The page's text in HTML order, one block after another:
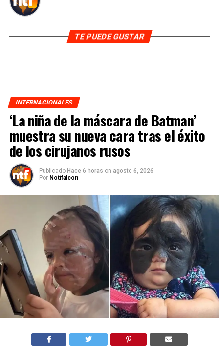
TE PUEDE GUSTAR
INTERNACIONALES
‘La niña de la máscara de Batman’
muestra su nueva cara tras el éxito
de los cirujanos rusos
Publicado Hace 6 horas on agosto 6, 2026
Por Notifalcon